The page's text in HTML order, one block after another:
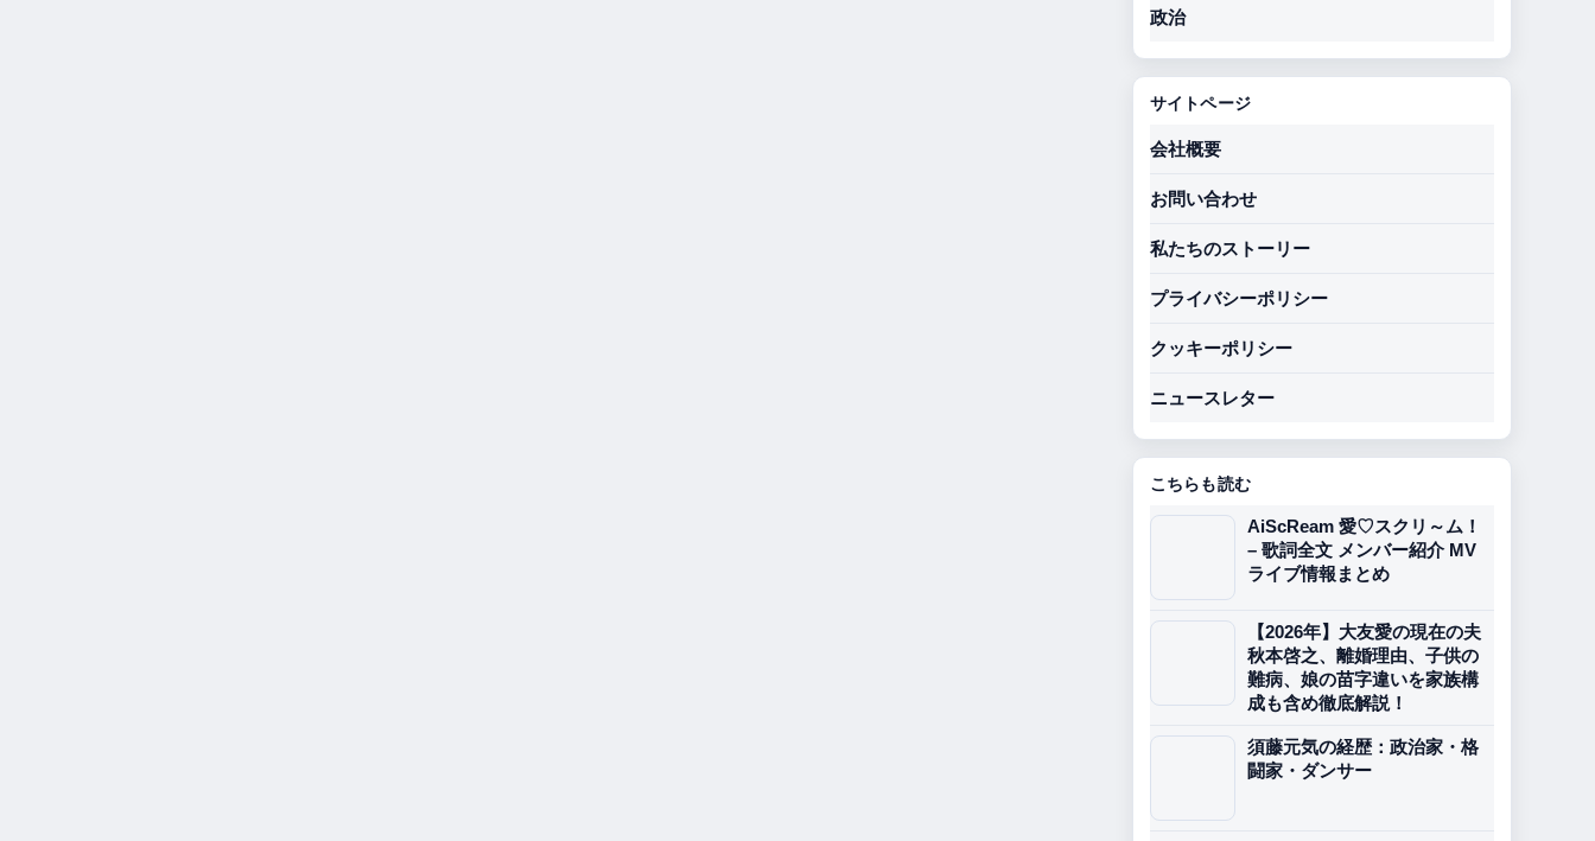
政治
サイトページ
会社概要
お問い合わせ
私たちのストーリー
プライバシーポリシー
クッキーポリシー
ニュースレター
こちらも読む
AiScReam 愛♡スクリ～ム！
– 歌詞全文 メンバー紹介 MV
ライブ情報まとめ
【2026年】大友愛の現在の夫
秋本啓之、離婚理由、子供の
難病、娘の苗字違いを家族構
成も含め徹底解説！
須藤元気の経歴：政治家・格
闘家・ダンサー